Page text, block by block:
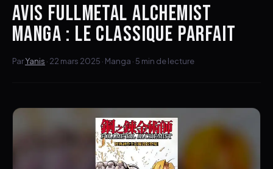
AVIS FULLMETAL ALCHEMIST
MANGA : LE CLASSIQUE PARFAIT
ParYanis · 22 mars 2025 · Manga · 5 min de lecture